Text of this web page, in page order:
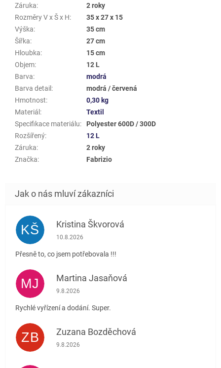
Záruka:
2 roky
Rozměry V x Š x H:
35 x 27 x 15
Výška:
35 cm
Šířka:
27 cm
Hloubka:
15 cm
Objem:
12 L
Barva:
modrá
Barva detail :
modrá / červená
Hmotnost:
0,30 kg
Materiál :
Textil
Specifikace materiálu:
Polyester 600D / 300D
Rozšířený:
12 L
Záruka:
2 roky
Značka: Fabrizio
KŠ Kristina Škvorová
Hodnocení obchodu je 5 z 5 hvězdiček.
10.8.2026
Přesně to, co jsem potřebovala !!!
MJ Martina Jasaňová
Hodnocení obchodu je 5 z 5 hvězdiček.
9.8.2026
Rychlé vyřízení a dodání. Super.
ZB Zuzana Bozděchová
Hodnocení obchodu je 5 z 5 hvězdiček.
9.8.2026